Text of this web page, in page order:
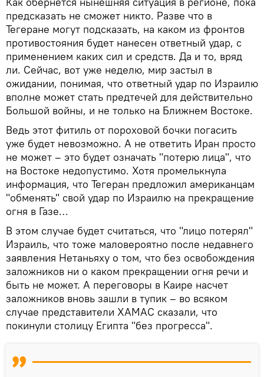
предсказать не сможет никто. Разве что в
Тегеране могут подсказать, на каком из фронтов
противостояния будет нанесен ответный удар, с
применением каких сил и средств. Да и то, вряд
ли. Сейчас, вот уже неделю, мир застыл в
ожидании, понимая, что ответный удар по Израилю
вполне может стать предтечей для действительно
Большой войны, и не только на Ближнем Востоке.
Ведь этот фитиль от пороховой бочки погасить
уже будет невозможно. А не ответить Иран просто
не может – это будет означать "потерю лица", что
на Востоке недопустимо. Хотя промелькнула
информация, что Тегеран предложил американцам
"обменять" свой удар по Израилю на прекращение
огня в Газе…
В этом случае будет считаться, что "лицо потерял"
Израиль, что тоже маловероятно после недавнего
заявления Нетаньяху о том, что без освобождения
заложников ни о каком прекращении огня речи и
быть не может. А переговоры в Каире насчет
заложников вновь зашли в тупик – во всяком
случае представители ХАМАС сказали, что
покинули столицу Египта "без прогресса".